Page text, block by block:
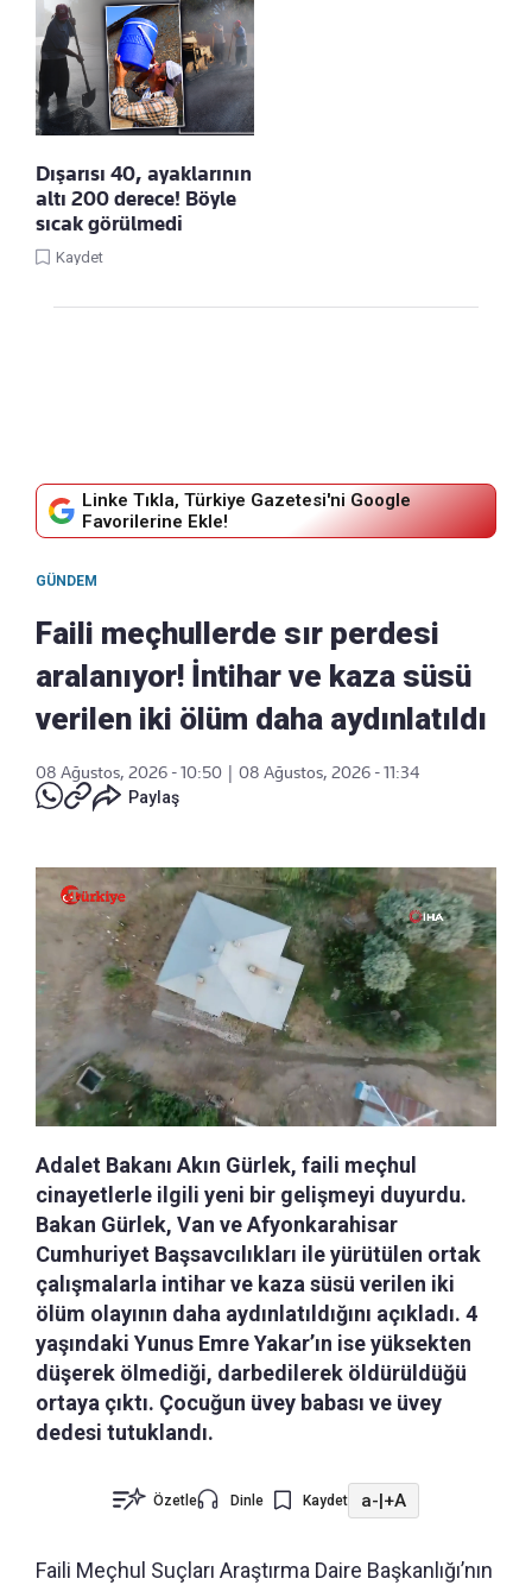
Dışarısı 40, ayaklarının
altı 200 derece! Böyle
sıcak görülmedi
Kaydet
Linke Tıkla, Türkiye Gazetesi'ni Google
Favorilerine Ekle!
GÜNDEM
Faili meçhullerde sır perdesi
aralanıyor! İntihar ve kaza süsü
verilen iki ölüm daha aydınlatıldı
08 Ağustos, 2026 - 10:50
08 Ağustos, 2026 - 11:34
Paylaş
Adalet Bakanı Akın Gürlek, faili meçhul
cinayetlerle ilgili yeni bir gelişmeyi duyurdu.
Bakan Gürlek, Van ve Afyonkarahisar
Cumhuriyet Başsavcılıkları ile yürütülen ortak
çalışmalarla intihar ve kaza süsü verilen iki
ölüm olayının daha aydınlatıldığını açıkladı. 4
yaşındaki Yunus Emre Yakar’ın ise yüksekten
düşerek ölmediği, darbedilerek öldürüldüğü
ortaya çıktı. Çocuğun üvey babası ve üvey
dedesi tutuklandı.
Özetle Dinle Kaydet a-|+A
Faili Meçhul Suçları Araştırma Daire Başkanlığı’nın